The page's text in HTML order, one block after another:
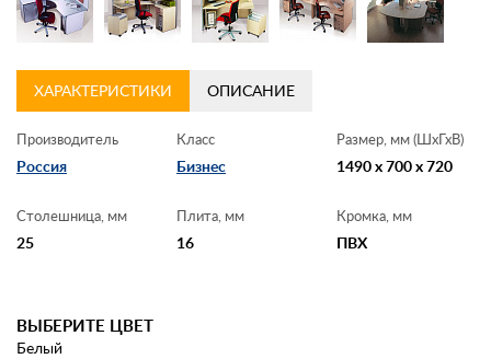
ХАРАКТЕРИСТИКИ ОПИСАНИЕ
Производитель
Россия
Класс
Бизнес
Размер, мм (ШхГхВ)
1490 x 700 x 720
Столешница, мм
25
Плита, мм
16
Кромка, мм
ПВХ
ВЫБЕРИТЕ ЦВЕТ
Белый